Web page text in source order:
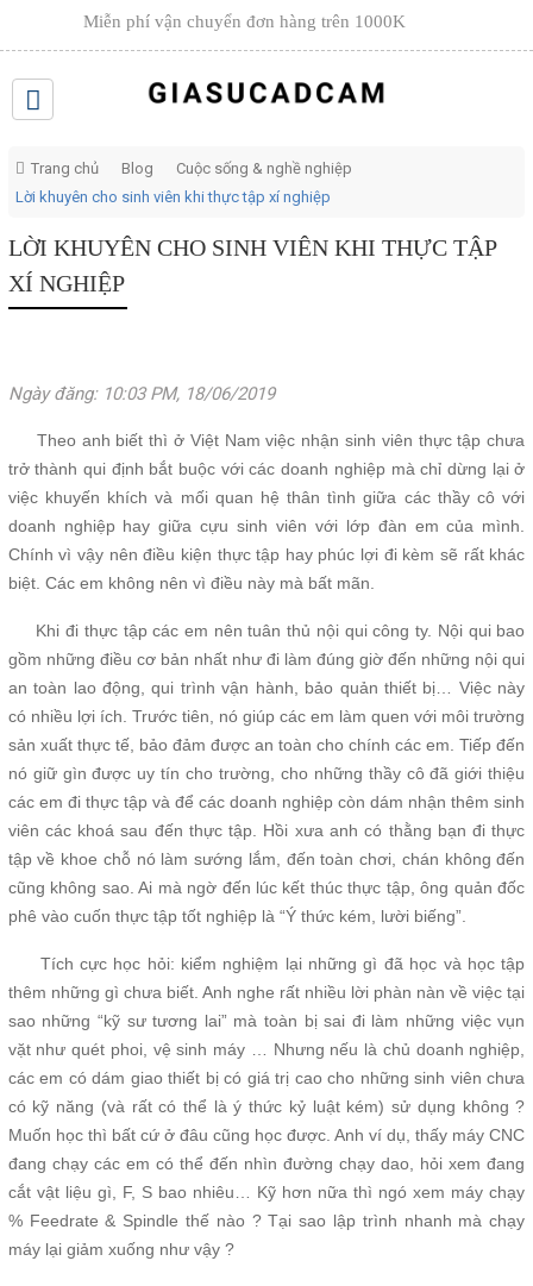
Miễn phí vận chuyển đơn hàng trên1000K
Trang chủ Blog
Cuộc sống & nghề nghiệp
Lời khuyên cho sinh viên khi thực tập xí nghiệp
LỜI KHUYÊN CHO SINH VIÊN KHI THỰC TẬP
XÍ NGHIỆP
Ngày đăng: 10:03 PM, 18/06/2019
Theo anh biết thì ở Việt Nam việc nhận sinh viên thực tập chưa
trở thành qui định bắt buộc với các doanh nghiệp mà chỉ dừng lại ở
việc khuyến khích và mối quan hệ thân tình giữa các thầy cô với
doanh nghiệp hay giữa cựu sinh viên với lớp đàn em của mình.
Chính vì vậy nên điều kiện thực tập hay phúc lợi đi kèm sẽ rất khác
biệt. Các em không nên vì điều này mà bất mãn.
Khi đi thực tập các em nên tuân thủ nội qui công ty. Nội qui bao
gồm những điều cơ bản nhất như đi làm đúng giờ đến những nội qui
an toàn lao động, qui trình vận hành, bảo quản thiết bị… Việc này
có nhiều lợi ích. Trước tiên, nó giúp các em làm quen với môi trường
sản xuất thực tế, bảo đảm được an toàn cho chính các em. Tiếp đến
nó giữ gìn được uy tín cho trường, cho những thầy cô đã giới thiệu
các em đi thực tập và để các doanh nghiệp còn dám nhận thêm sinh
viên các khoá sau đến thực tập. Hồi xưa anh có thằng bạn đi thực
tập về khoe chỗ nó làm sướng lắm, đến toàn chơi, chán không đến
cũng không sao. Ai mà ngờ đến lúc kết thúc thực tập, ông quản đốc
phê vào cuốn thực tập tốt nghiệp là “Ý thức kém, lười biếng”.
Tích cực học hỏi: kiểm nghiệm lại những gì đã học và học tập
thêm những gì chưa biết. Anh nghe rất nhiều lời phàn nàn về việc tại
sao những “kỹ sư tương lai” mà toàn bị sai đi làm những việc vụn
vặt như quét phoi, vệ sinh máy … Nhưng nếu là chủ doanh nghiệp,
các em có dám giao thiết bị có giá trị cao cho những sinh viên chưa
có kỹ năng (và rất có thể là ý thức kỷ luật kém) sử dụng không ?
Muốn học thì bất cứ ở đâu cũng học được. Anh ví dụ, thấy máy CNC
đang chạy các em có thể đến nhìn đường chạy dao, hỏi xem đang
cắt vật liệu gì, F, S bao nhiêu… Kỹ hơn nữa thì ngó xem máy chạy
% Feedrate & Spindle thế nào ? Tại sao lập trình nhanh mà chạy
máy lại giảm xuống như vậy ?